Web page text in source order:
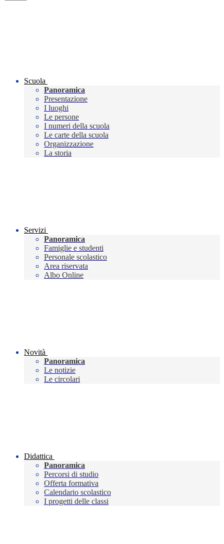
Scuola
Panoramica
Presentazione
I luoghi
Le persone
I numeri della scuola
Le carte della scuola
Organizzazione
La storia
Servizi
Panoramica
Famiglie e studenti
Personale scolastico
Area riservata
Albo Online
Novità
Panoramica
Le notizie
Le circolari
Didattica
Panoramica
Percorsi di studio
Offerta formativa
Calendario scolastico
I progetti delle classi